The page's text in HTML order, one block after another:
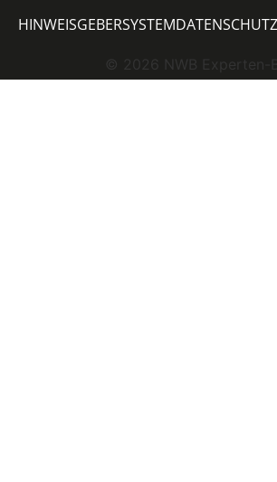
© 2026 NWB Experten-
HINWEISGEBERSYSTEMDATENSCHUTZ